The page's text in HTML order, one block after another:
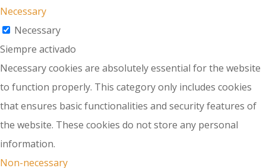
Necessary
Necessary
Siempre activado
Necessary cookies are absolutely essential for the website
to function properly. This category only includes cookies
that ensures basic functionalities and security features of
the website. These cookies do not store any personal
information.
Non-necessary